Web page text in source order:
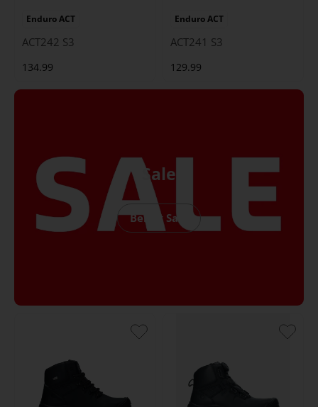
Enduro ACT
ACT242 S3
134.99
Enduro ACT
ACT241 S3
129.99
Sale
Bekijk Sale